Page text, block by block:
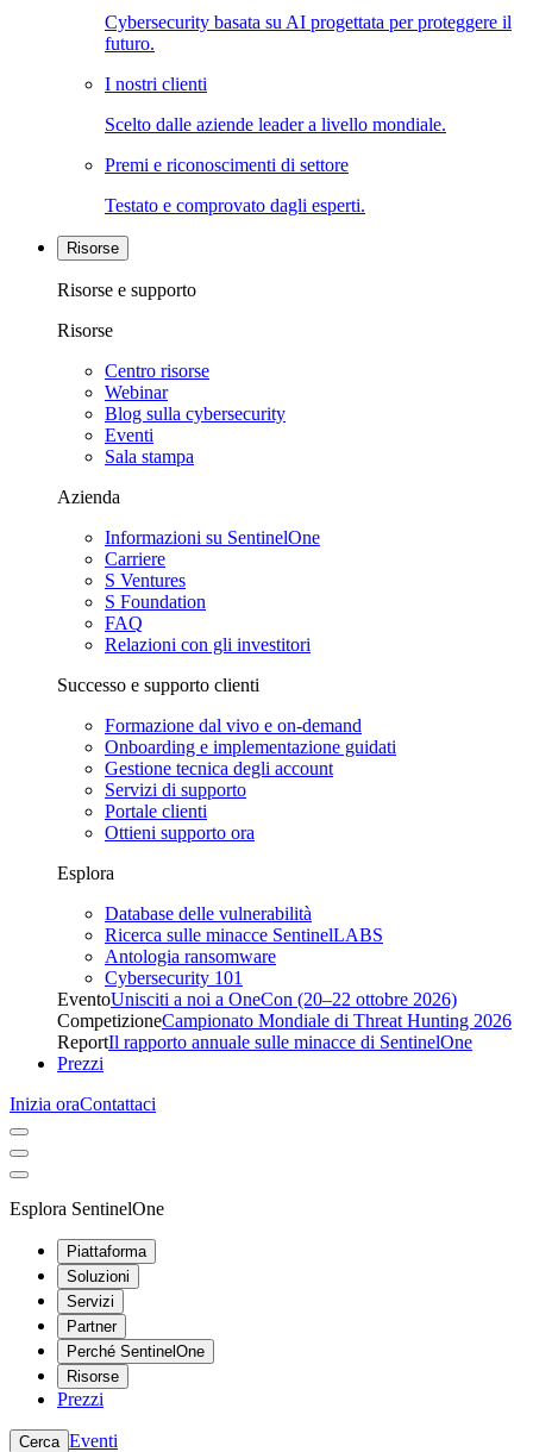
Cybersecurity basata su AI progettata per proteggere il
futuro.
I nostri clienti
Scelto dalle aziende leader a livello mondiale.
Premi e riconoscimenti di settore
Testato e comprovato dagli esperti.
Risorse
Risorse e supporto
Risorse
Centro risorse
Webinar
Blog sulla cybersecurity
Eventi
Sala stampa
Azienda
Informazioni su SentinelOne
Carriere
S Ventures
S Foundation
FAQ
Relazioni con gli investitori
Successo e supporto clienti
Formazione dal vivo e on-demand
Onboarding e implementazione guidati
Gestione tecnica degli account
Servizi di supporto
Portale clienti
Ottieni supporto ora
Esplora
Database delle vulnerabilità
Ricerca sulle minacce SentinelLABS
Antologia ransomware
Cybersecurity 101
EventoUnisciti a noi a OneCon (20–22 ottobre 2026)
CompetizioneCampionato Mondiale di Threat Hunting 2026
ReportIl rapporto annuale sulle minacce di SentinelOne
Prezzi
Inizia oraContattaci
Esplora SentinelOne
Piattaforma
Soluzioni
Servizi
Partner
Perché SentinelOne
Risorse
Prezzi
Cerca Eventi